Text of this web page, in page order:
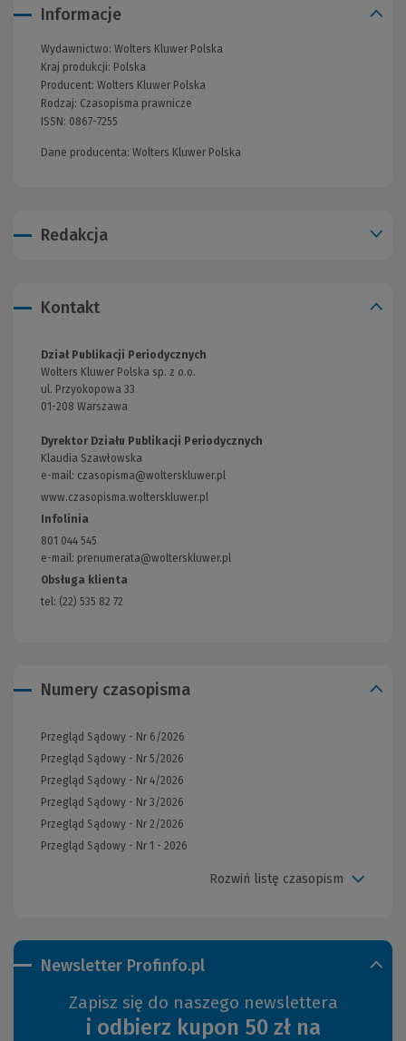
Informacje
Wydawnictwo: Wolters Kluwer Polska
Kraj produkcji: Polska
Producent: Wolters Kluwer Polska
Rodzaj: Czasopisma prawnicze
ISSN: 0867-7255
Dane producenta: Wolters Kluwer Polska
Redakcja
Newsletter Profinfo.pl
Zapisz się do naszego newslettera
i odbierz kupon 50 zł na
Kontakt
Dział Publikacji Periodycznych
Wolters Kluwer Polska sp. z o.o.
ul. Przyokopowa 33
01-208 Warszawa
Dyrektor Działu Publikacji Periodycznych
Klaudia Szawłowska
e-mail: czasopisma@wolterskluwer.pl
www.czasopisma.wolterskluwer.pl
Infolinia
801 044 545
e-mail: prenumerata@wolterskluwer.pl
Obsługa klienta
tel: (22) 535 82 72
Numery czasopisma
Przegląd Sądowy - Nr 6/2026
Przegląd Sądowy - Nr 5/2026
Przegląd Sądowy - Nr 4/2026
Przegląd Sądowy - Nr 3/2026
Przegląd Sądowy - Nr 2/2026
Przegląd Sądowy - Nr 1 - 2026
Rozwiń listę czasopism